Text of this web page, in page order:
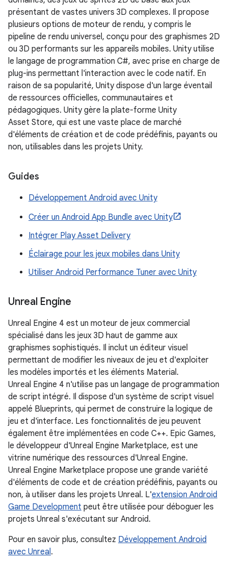
présentant de vastes univers 3D complexes. Il propose
plusieurs options de moteur de rendu, y compris le
pipeline de rendu universel, conçu pour des graphismes 2D
ou 3D performants sur les appareils mobiles. Unity utilise
le langage de programmation C#, avec prise en charge de
plug-ins permettant l'interaction avec le code natif. En
raison de sa popularité, Unity dispose d'un large éventail
de ressources officielles, communautaires et
pédagogiques. Unity gère la plate-forme Unity
Asset Store, qui est une vaste place de marché
d'éléments de création et de code prédéfinis, payants ou
non, utilisables dans les projets Unity.
Guides
Développement Android avec Unity
Créer un Android App Bundle avec Unity
Intégrer Play Asset Delivery
Éclairage pour les jeux mobiles dans Unity
Utiliser Android Performance Tuner avec Unity
Unreal Engine
Unreal Engine 4 est un moteur de jeux commercial
spécialisé dans les jeux 3D haut de gamme aux
graphismes sophistiqués. Il inclut un éditeur visuel
permettant de modifier les niveaux de jeu et d'exploiter
les modèles importés et les éléments Material.
Unreal Engine 4 n'utilise pas un langage de programmation
de script intégré. Il dispose d'un système de script visuel
appelé Blueprints, qui permet de construire la logique de
jeu et d'interface. Les fonctionnalités de jeu peuvent
également être implémentées en code C++. Epic Games,
le développeur d'Unreal Engine Marketplace, est une
vitrine numérique des ressources d'Unreal Engine.
Unreal Engine Marketplace propose une grande variété
d'éléments de code et de création prédéfinis, payants ou
non, à utiliser dans les projets Unreal. L'extension Android
Game Development peut être utilisée pour déboguer les
projets Unreal s'exécutant sur Android.
Pour en savoir plus, consultez Développement Android
avec Unreal.